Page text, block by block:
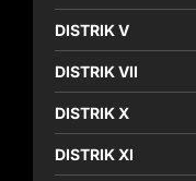
DISTRIK V
DISTRIK VII
DISTRIK X
DISTRIK XI